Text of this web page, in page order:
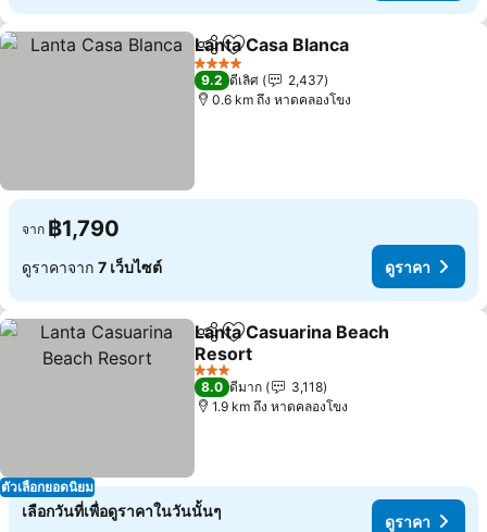
แชร์ เพิ่มในรายการโปรด
Lanta Casa Blanca
4 ดาว
9.2 ดีเลิศ
2,437
0.6 km ถึง หาดคลองโขง
จาก ฿1,790
ดูราคาจาก 7 เว็บไซต์ ดูราคา
ตัวเลือกยอดนิยม
แชร์ เพิ่มในรายการโปรด
Lanta Casuarina Beach
Resort
ดูราคา
3 ดาว
8.0 ดีมาก
3,118
1.9 km ถึง หาดคลองโขง
เลือกวันที่เพื่อดูราคาในวันนั้นๆ
ดูราคา